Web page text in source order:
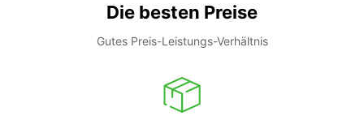
Die besten Preise
Gutes Preis-Leistungs-Verhältnis